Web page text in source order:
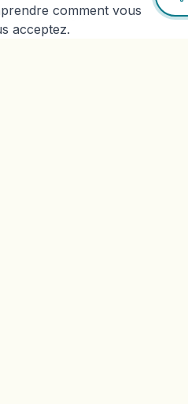
alimentationcomment vous
acceptez.